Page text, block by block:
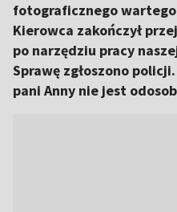
fotograficznego wartego
Kierowca zakończył
po narzędziu pracy
Sprawę zgłoszono
pani Anny nie jest